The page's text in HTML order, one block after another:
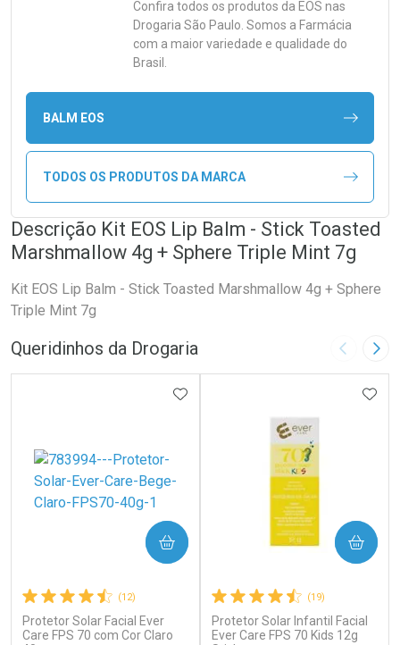
Confira todos os produtos da EOS nas
Drogaria São Paulo. Somos a Farmácia
com a maior variedade e qualidade do
Brasil.
BALM EOS
TODOS OS PRODUTOS DA MARCA
Descrição Kit EOS Lip Balm - Stick Toasted
Marshmallow 4g + Sphere Triple Mint 7g
Kit EOS Lip Balm - Stick Toasted Marshmallow 4g + Sphere
Triple Mint 7g
Queridinhos da Drogaria Imagem
(12)
Protetor Solar Facial Ever
Care FPS 70 com Cor Claro
ADICIONAR AOS FAVORITOS
COMPRAR
(19)
Protetor Solar Infantil Facial
Ever Care FPS 70 Kids 12g
COMPRAR